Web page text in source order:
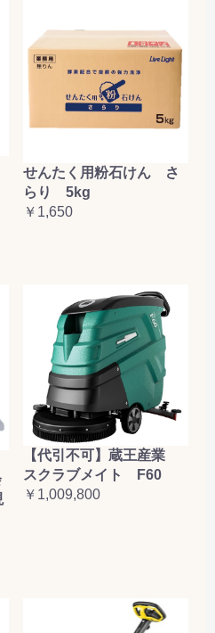
せんたく用粉石けん さ
らり 5kg
￥1,650
【代引不可】蔵王産業
スクラブメイト F60
￥1,009,800